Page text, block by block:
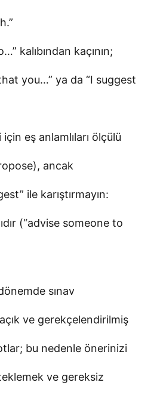
kalıbından kaçının;
you…” ya da “I suggest
eş anlamlıları ölçülü
ancak
ile karıştırmayın:
(“advise someone to
sınav
ve gerekçelendirilmiş
bu nedenle önerinizi
ve gereksiz